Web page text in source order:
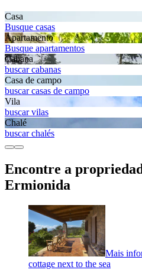
Casa
Busque casas
Apartamento
Busque apartamentos
Cabana
buscar cabanas
Casa de campo
buscar casas de campo
Vila
buscar vilas
Chalé
buscar chalés
Encontre a
Ermionida
Mais
cottage next to the sea